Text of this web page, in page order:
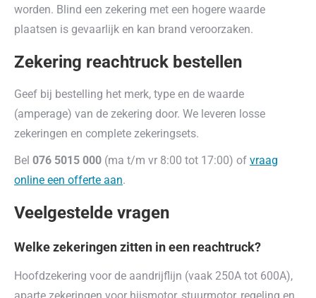
worden. Blind een zekering met een hogere waarde
plaatsen is gevaarlijk en kan brand veroorzaken.
Zekering reachtruck bestellen
Geef bij bestelling het merk, type en de waarde
(amperage) van de zekering door. We leveren losse
zekeringen en complete zekeringsets.
Bel 076 5015 000 (ma t/m vr 8:00 tot 17:00) of vraag
online een offerte aan.
Veelgestelde vragen
Welke zekeringen zitten in een reachtruck?
Hoofdzekering voor de aandrijflijn (vaak 250A tot 600A),